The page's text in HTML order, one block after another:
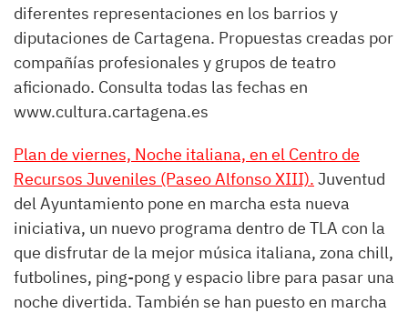
diferentes representaciones en los barrios y
diputaciones de Cartagena. Propuestas creadas por
compañías profesionales y grupos de teatro
aficionado. Consulta todas las fechas en
www.cultura.cartagena.es
Plan de viernes, Noche italiana, en el Centro de
Recursos Juveniles (Paseo Alfonso XIII). Juventud
del Ayuntamiento pone en marcha esta nueva
iniciativa, un nuevo programa dentro de TLA con la
que disfrutar de la mejor música italiana, zona chill,
futbolines, ping-pong y espacio libre para pasar una
noche divertida. También se han puesto en marcha